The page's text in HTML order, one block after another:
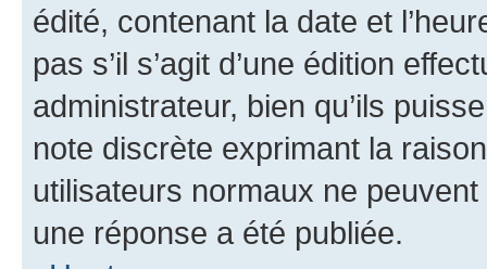
édité, contenant la date et
pas s’il s’agit d’une édition
administrateur, bien qu’ils
note discrète exprimant la
utilisateurs normaux ne
une réponse a été publiée.